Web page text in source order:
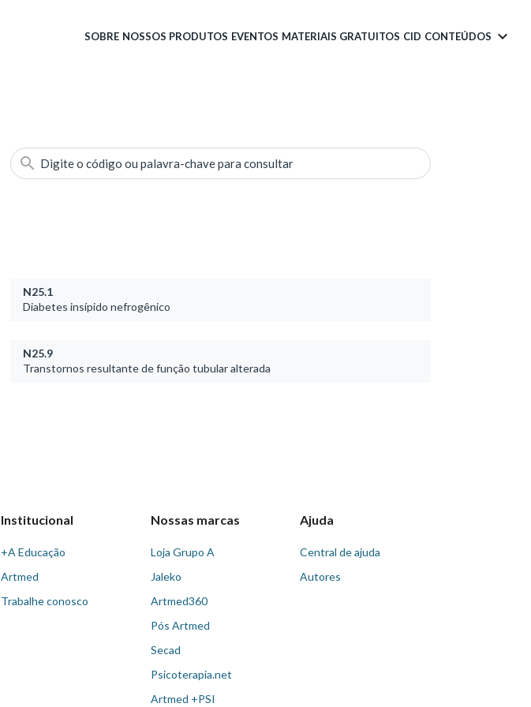
SOBRE NOSSOS PRODUTOS EVENTOS MATERIAIS GRATUITOS CID CONTEÚDOS
Digite o código ou palavra-chave para consultar
N25.1
Diabetes insípido nefrogênico
N25.9
Transtornos resultante de função tubular alterada
Institucional
+A Educação
Artmed
Trabalhe conosco
Nossas marcas
Loja Grupo A
Jaleko
Artmed360
Pós Artmed
Secad
Psicoterapia.net
Artmed +PSI
Ajuda
Central de ajuda
Autores